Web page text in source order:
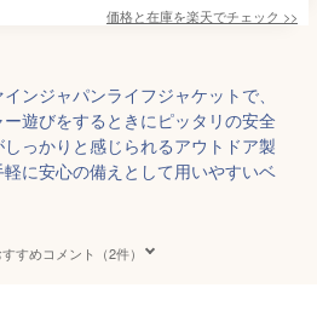
価格と在庫を楽天でチェック >>
ンジャパンライフジャケットで、
遊びをするときにピッタリの安全
っかりと感じられるアウトドア製
に安心の備えとして用いやすいベ
すめコメント（2件）